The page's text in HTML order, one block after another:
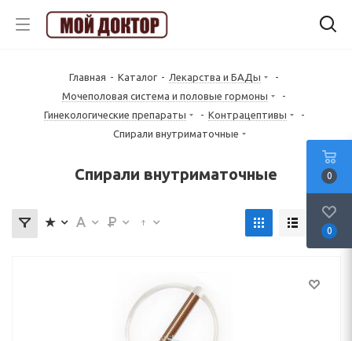
Главная - Каталог - Лекарства и БАДы
-
Mочеполовая система и половые гормоны
-
Гинекологические препараты
- Контрацептивы
-
Спирали внутриматочные
Спирали внутриматочные 0
0